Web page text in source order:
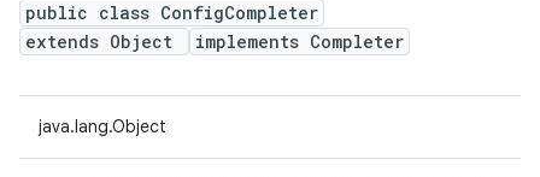
public class ConfigCompleter
extends Object
implements Completer
java.lang.Object